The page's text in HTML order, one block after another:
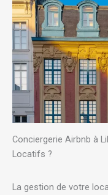
Conciergerie Airbnb à
Locatifs ?
La gestion de votre